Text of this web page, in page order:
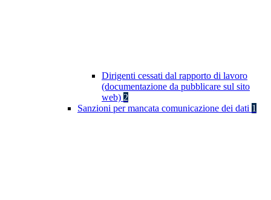
Dirigenti cessati dal rapporto di lavoro
(documentazione da pubblicare sul sito
web) 2
Sanzioni per mancata comunicazione dei dati 1